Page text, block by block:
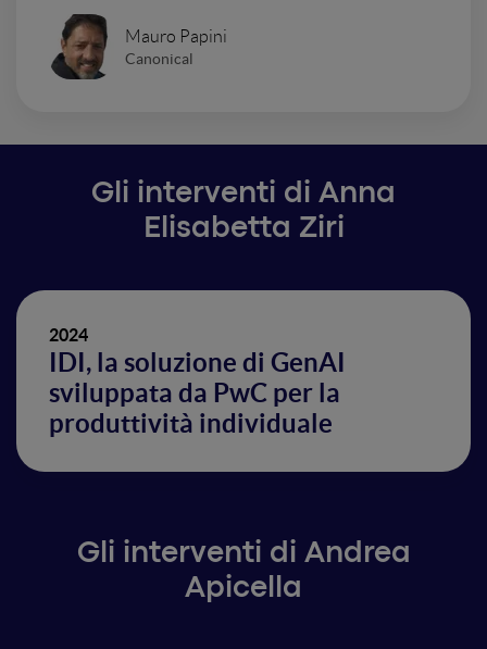
Mauro Papini
Canonical
Gli interventi di Anna
Elisabetta Ziri
2024
IDI, la soluzione di GenAI
sviluppata da PwC per la
produttività individuale
Gli interventi di Andrea
Apicella